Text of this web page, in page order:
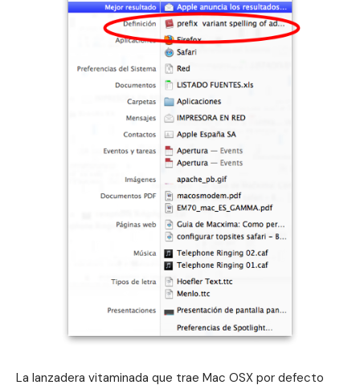
La lanzadera vitaminada que trae Mac OSX por defecto